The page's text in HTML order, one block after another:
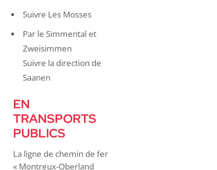
Suivre Les Mosses
Par le Simmental et
Zweisimmen
Suivre la direction de
Saanen
EN
TRANSPORTS
PUBLICS
La ligne de chemin de fer
« Montreux-Oberland